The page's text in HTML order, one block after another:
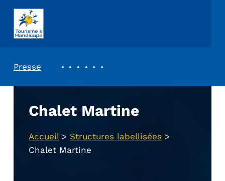
ASSOCIATION TOURISME ET HANDICAPS
Presse
Chalet Martine
Accueil> Structures labellisées >
Chalet Martine